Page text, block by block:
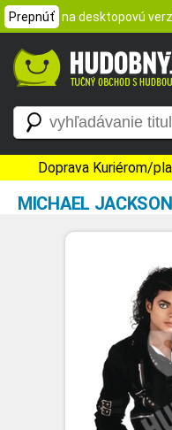
Prepnúť na desktopovú
Doprava Kuriérom/
MICHAEL JACKSON